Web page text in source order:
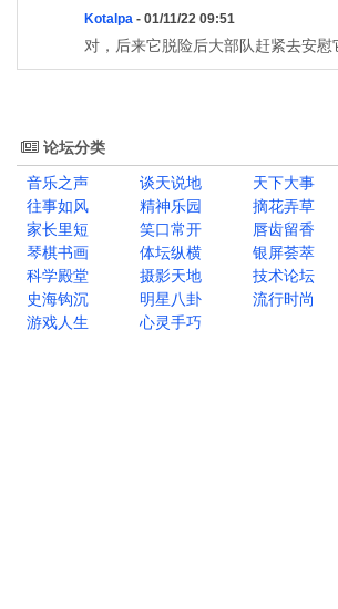
Kotalpa - 01/11/22 09:51
对，后来它脱险后大部队赶紧去安慰
论坛分类
音乐之声
谈天说地 天下大事
往事如风
精神乐园 摘花弄草
家长里短
笑口常开 唇齿留香
琴棋书画
体坛纵横 银屏荟萃
科学殿堂
摄影天地 技术论坛
史海钩沉
明星八卦 流行时尚
游戏人生
心灵手巧